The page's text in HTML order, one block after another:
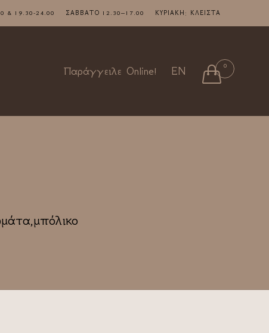
& 19.30-24.00 ΣΑΒΒΑΤΟ 12.30–17.00 ΚΥΡΙΑΚΗ: ΚΛΕΙΣΤΑ
Skip
to
Παράγγειλε Online! EN  0